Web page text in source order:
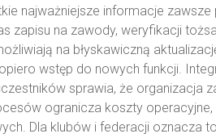
najważniejsze informacje
zapisu na zawody, weryfikacji
na błyskawiczną
wstęp do nowych funkcji.
sprawia, że organizacja
ogranicza koszty operacyjne,
Dla klubów i federacji oznacza